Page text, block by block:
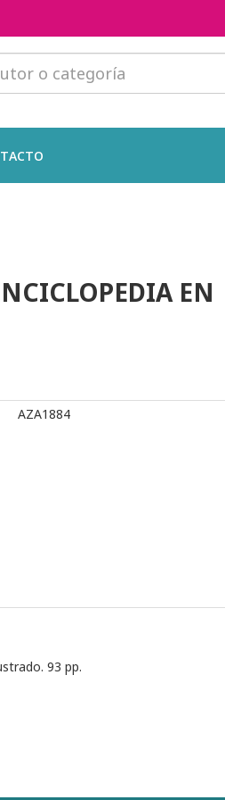
EN
AZA1884
93 pp.